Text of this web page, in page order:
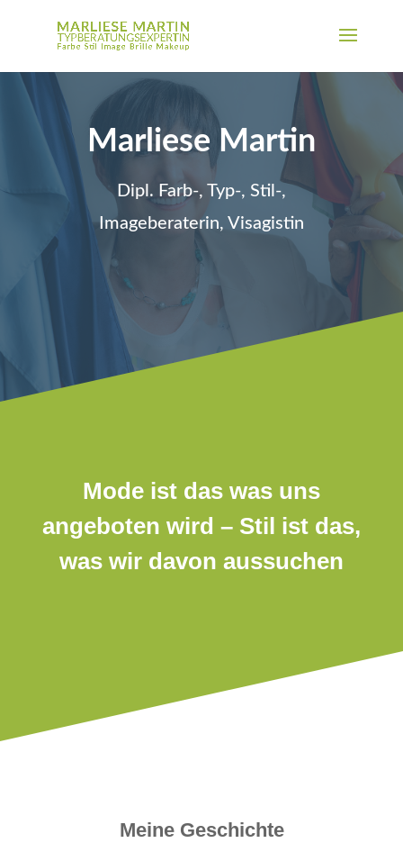
Marliese Martin
Dipl. Farb-, Typ-, Stil-,
Imageberaterin, Visagistin
Mode ist das was uns
angeboten wird – Stil ist das,
was wir davon aussuchen
Meine Geschichte